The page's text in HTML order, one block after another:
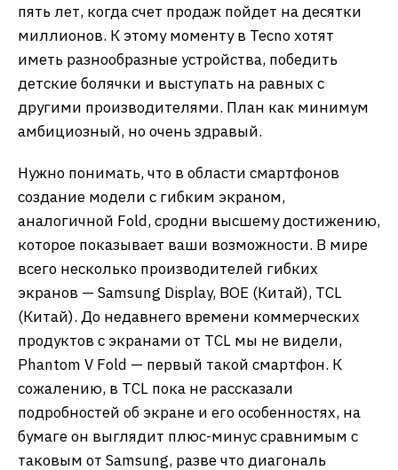
пять лет, когда счет продаж пойдет на десятки
миллионов. К этому моменту в Tecno хотят
иметь разнообразные устройства, победить
детские болячки и выступать на равных с
другими производителями. План как минимум
амбициозный, но очень здравый.
Нужно понимать, что в области смартфонов
создание модели с гибким экраном,
аналогичной Fold, сродни высшему достижению,
которое показывает ваши возможности. В мире
всего несколько производителей гибких
экранов — Samsung Display, BOE (Китай), TCL
(Китай). До недавнего времени коммерческих
продуктов с экранами от TCL мы не видели,
Phantom V Fold — первый такой смартфон. К
сожалению, в TCL пока не рассказали
подробностей об экране и его особенностях, на
бумаге он выглядит плюс-минус сравнимым с
таковым от Samsung, разве что диагональ